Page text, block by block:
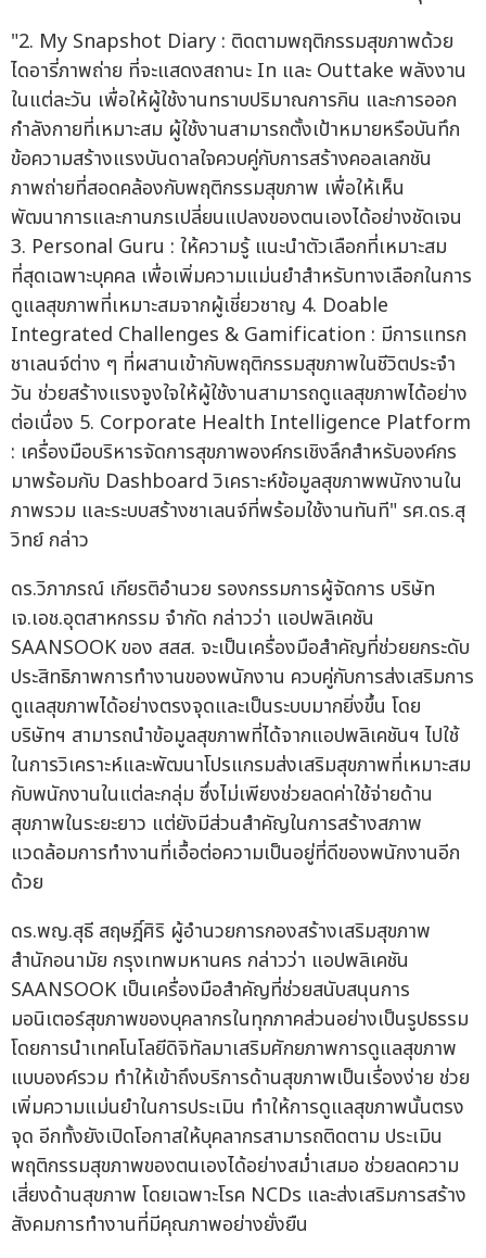
"2. My Snapshot Diary : ติดตามพฤติกรรมสุขภาพด้วย
ไดอารี่ภาพถ่าย ที่จะแสดงสถานะ In และ Outtake พลังงาน
ในแต่ละวัน เพื่อให้ผู้ใช้งานทราบปริมาณการกิน และการออก
กำลังกายที่เหมาะสม ผู้ใช้งานสามารถตั้งเป้าหมายหรือบันทึก
ข้อความสร้างแรงบันดาลใจควบคู่กับการสร้างคอลเลกชัน
ภาพถ่ายที่สอดคล้องกับพฤติกรรมสุขภาพ เพื่อให้เห็น
พัฒนาการและกานภรเปลี่ยนแปลงของตนเองได้อย่างชัดเจน
3. Personal Guru : ให้ความรู้ แนะนำตัวเลือกที่เหมาะสม
ที่สุดเฉพาะบุคคล เพื่อเพิ่มความแม่นยำสำหรับทางเลือกในการ
ดูแลสุขภาพที่เหมาะสมจากผู้เชี่ยวชาญ 4. Doable
Integrated Challenges & Gamification : มีการแทรก
ชาเลนจ์ต่าง ๆ ที่ผสานเข้ากับพฤติกรรมสุขภาพในชีวิตประจำ
วัน ช่วยสร้างแรงจูงใจให้ผู้ใช้งานสามารถดูแลสุขภาพได้อย่าง
ต่อเนื่อง 5. Corporate Health Intelligence Platform
: เครื่องมือบริหารจัดการสุขภาพองค์กรเชิงลึกสำหรับองค์กร
มาพร้อมกับ Dashboard วิเคราะห์ข้อมูลสุขภาพพนักงานใน
ภาพรวม และระบบสร้างชาเลนจ์ที่พร้อมใช้งานทันที" รศ.ดร.สุ
วิทย์ กล่าว
ดร.วิภาภรณ์ เกียรติอำนวย รองกรรมการผู้จัดการ บริษัท
เจ.เอช.อุตสาหกรรม จำกัด กล่าวว่า แอปพลิเคชัน
SAANSOOK ของ สสส. จะเป็นเครื่องมือสำคัญที่ช่วยยกระดับ
ประสิทธิภาพการทำงานของพนักงาน ควบคู่กับการส่งเสริมการ
ดูแลสุขภาพได้อย่างตรงจุดและเป็นระบบมากยิ่งขึ้น โดย
บริษัทฯ สามารถนำข้อมูลสุขภาพที่ได้จากแอปพลิเคชันฯ ไปใช้
ในการวิเคราะห์และพัฒนาโปรแกรมส่งเสริมสุขภาพที่เหมาะสม
กับพนักงานในแต่ละกลุ่ม ซึ่งไม่เพียงช่วยลดค่าใช้จ่ายด้าน
สุขภาพในระยะยาว แต่ยังมีส่วนสำคัญในการสร้างสภาพ
แวดล้อมการทำงานที่เอื้อต่อความเป็นอยู่ที่ดีของพนักงานอีก
ด้วย
ดร.พญ.สุธี สฤษฎิ์ศิริ ผู้อำนวยการกองสร้างเสริมสุขภาพ
สำนักอนามัย กรุงเทพมหานคร กล่าวว่า แอปพลิเคชัน
SAANSOOK เป็นเครื่องมือสำคัญที่ช่วยสนับสนุนการ
มอนิเตอร์สุขภาพของบุคลากรในทุกภาคส่วนอย่างเป็นรูปธรรม
โดยการนำเทคโนโลยีดิจิทัลมาเสริมศักยภาพการดูแลสุขภาพ
แบบองค์รวม ทำให้เข้าถึงบริการด้านสุขภาพเป็นเรื่องง่าย ช่วย
เพิ่มความแม่นยำในการประเมิน ทำให้การดูแลสุขภาพนั้นตรง
จุด อีกทั้งยังเปิดโอกาสให้บุคลากรสามารถติดตาม ประเมิน
พฤติกรรมสุขภาพของตนเองได้อย่างสม่ำเสมอ ช่วยลดความ
เสี่ยงด้านสุขภาพ โดยเฉพาะโรค NCDs และส่งเสริมการสร้าง
สังคมการทำงานที่มีคุณภาพอย่างยั่งยืน